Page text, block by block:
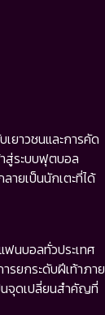
ยาวชนและการคัด
สู่ระบบฟุตบอล
ายเป็นนักเตะที่ได้
ฟนบอลทั่วประเทศ
รยกระดับฝีเท้าภาย
นจุดเปลี่ยนสำคัญที่